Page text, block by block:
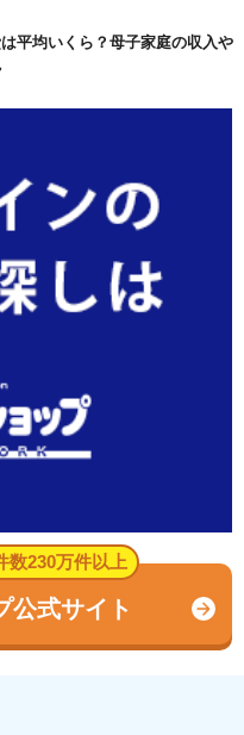
平均いくら？母子家庭の収入や
数230万件以上
公式サイト